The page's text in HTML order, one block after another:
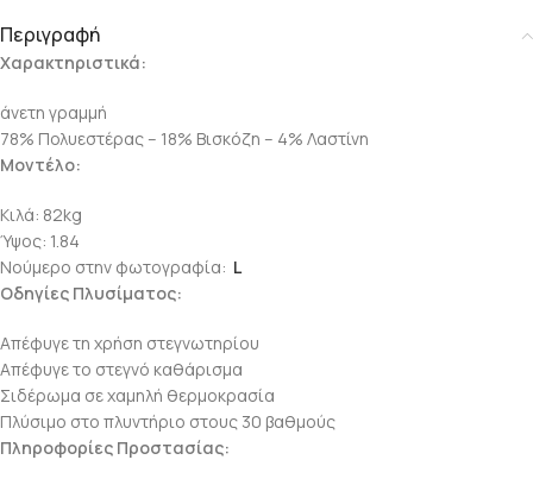
Περιγραφή
Χαρακτηριστικά:
άνετη γραμμή
78% Πολυεστέρας – 18% Βισκόζη – 4% Λαστίνη
Μοντέλο:
Κιλά: 82kg
Ύψος: 1.84
Νούμερο στην φωτογραφία: L
Οδηγίες Πλυσίματος:
Απέφυγε τη χρήση στεγνωτηρίου
Απέφυγε το στεγνό καθάρισμα
Σιδέρωμα σε χαμηλή θερμοκρασία
Πλύσιμο στο πλυντήριο στους 30 βαθμούς
Πληροφορίες Προστασίας: